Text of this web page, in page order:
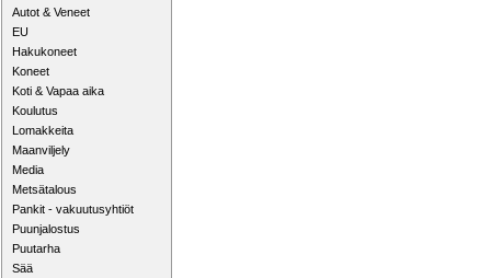
Autot & Veneet
EU
Hakukoneet
Koneet
Koti & Vapaa aika
Koulutus
Lomakkeita
Maanviljely
Media
Metsätalous
Pankit - vakuutusyhtiöt
Puunjalostus
Puutarha
Sää